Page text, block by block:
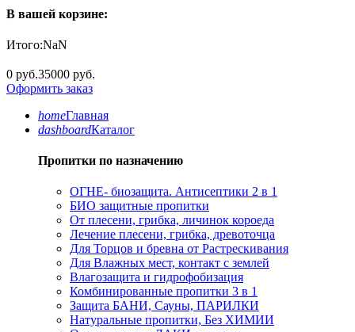
В вашей корзине:
Итого:NaN
0 руб.35000 руб.
Оформить заказ
homeГлавная
dashboardКаталог
Пропитки по назначению
ОГНЕ- биозащита. Антисептики 2 в 1
БИО защитные пропитки
От плесени, грибка, личинок короеда
Лечение плесени, грибка, древоточца
Для Торцов и бревна от Растрескивания
Для Влажных мест, контакт с землей
Влагозащита и гидрофобизация
Комбинированные пропитки 3 в 1
Защита БАНИ, Сауны, ПАРИЛКИ
Натуральные пропитки, Без ХИМИИ